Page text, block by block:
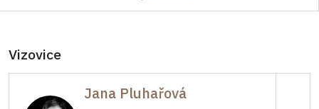
Vizovice
Jana Pluhařová